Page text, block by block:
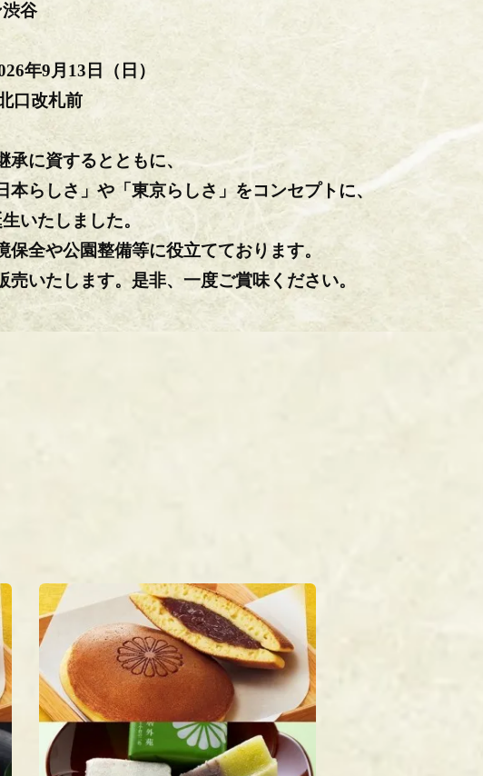
谷
年9月13日（日）
口改札前
に資するとともに、
らしさ」や「東京らしさ」をコンセプトに、
いたしました。
全や公園整備等に役立てております。
いたします。是非、一度ご賞味ください。